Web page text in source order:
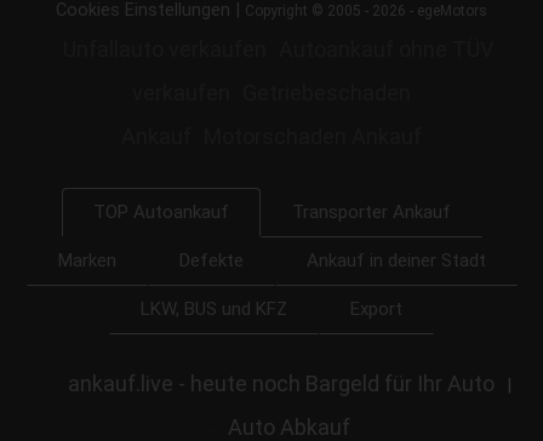
Cookies Einstellungen | Copyright © 2005 - 2026 - egeMotors
TOP Autoankauf Transporter Ankauf
Marken Defekte Ankauf in deiner Stadt
LKW, BUS und KFZ Export
ankauf.live - heute noch Bargeld für Ihr Auto |
Auto Abkauf